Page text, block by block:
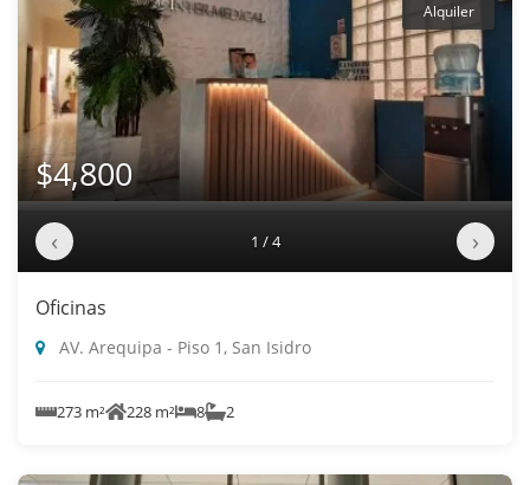
Alquiler
$4,800
‹ 1 / 4 ›
Oficinas
AV. Arequipa - Piso 1, San Isidro
273 m² 228 m² 8 2